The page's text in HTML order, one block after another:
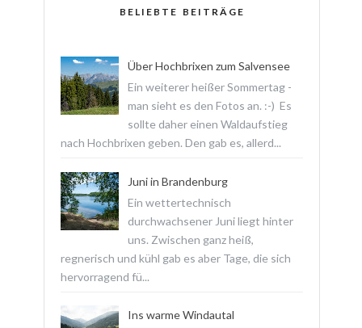
BELIEBTE BEITRÄGE
Über Hochbrixen zum Salvensee
Ein weiterer heißer Sommertag -
man sieht es den Fotos an. :-) Es
sollte daher einen Waldaufstieg
nach Hochbrixen geben. Den gab es, allerd...
Juni in Brandenburg
Ein wettertechnisch
durchwachsener Juni liegt hinter
uns. Zwischen ganz heiß,
regnerisch und kühl gab es aber Tage, die sich
hervorragend fü...
Ins warme Windautal